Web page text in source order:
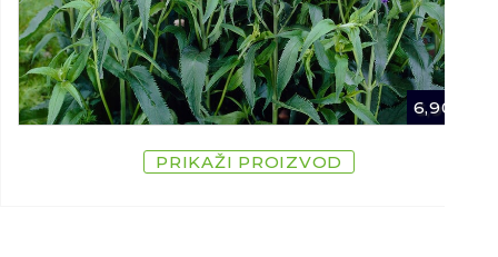
6,90
PRIKAŽI PROIZVOD